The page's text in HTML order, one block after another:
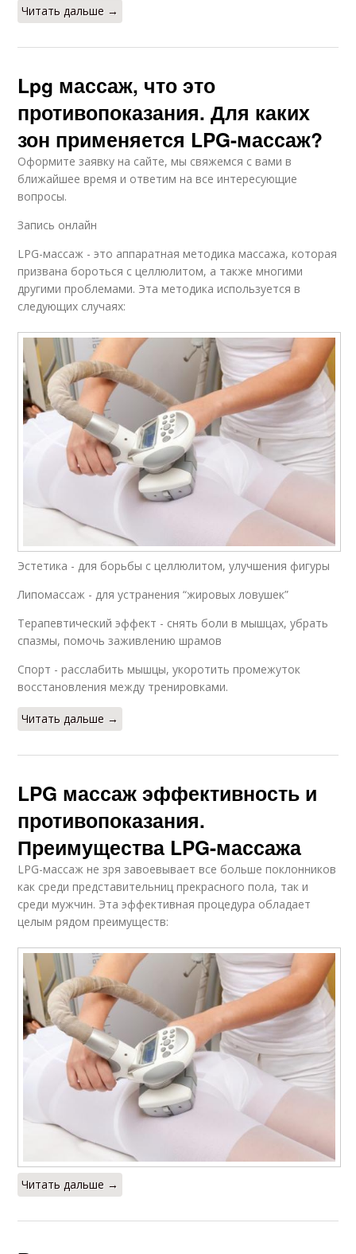
Читать дальше →
Lpg массаж, что это
противопоказания. Для каких
зон применяется LPG-массаж?
Оформите заявку на сайте, мы свяжемся с вами в
ближайшее время и ответим на все интересующие
вопросы.
Запись онлайн
LPG-массаж - это аппаратная методика массажа, которая
призвана бороться с целлюлитом, а также многими
другими проблемами. Эта методика используется в
следующих случаях:
Эстетика - для борьбы с целлюлитом, улучшения фигуры
Липомассаж - для устранения “жировых ловушек”
Терапевтический эффект - снять боли в мышцах, убрать
спазмы, помочь заживлению шрамов
Спорт - расслабить мышцы, укоротить промежуток
восстановления между тренировками.
Читать дальше →
LPG массаж эффективность и
противопоказания.
Преимущества LPG-массажа
LPG-массаж не зря завоевывает все больше поклонников
как среди представительниц прекрасного пола, так и
среди мужчин. Эта эффективная процедура обладает
целым рядом преимуществ:
Читать дальше →